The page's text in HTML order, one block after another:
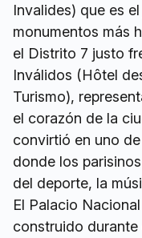
Invalides) que es
monumentos más
el Distrito 7 justo
Inválidos (Hôtel
Turismo),
el corazón de la
convirtió en uno
donde los
del deporte, la
El Palacio
construido durante